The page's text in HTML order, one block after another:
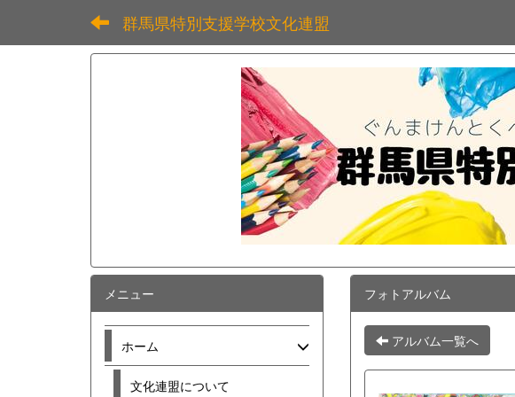
群馬県特別支援学校文化連盟
フォトアルバム
アルバム一覧へ
メニュー
ホーム
文化連盟について